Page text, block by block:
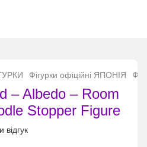
Фігурки офіційні ЯПОНІЯ
– Albedo – Room
Stopper Figure
відгук